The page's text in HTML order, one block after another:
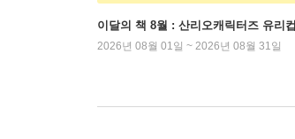
이달의 책 8월 : 산리오캐릭터즈 유리컵
2026년 08월 01일 ~ 2026년 08월 31일